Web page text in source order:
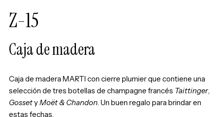
Z-15
Caja de madera
Caja de madera MARTI con cierre plumier que contiene una
selección de tres botellas de champagne francés Taittinger,
GossetyMoët & Chandon. Un buen regalo para brindar en
estas fechas.